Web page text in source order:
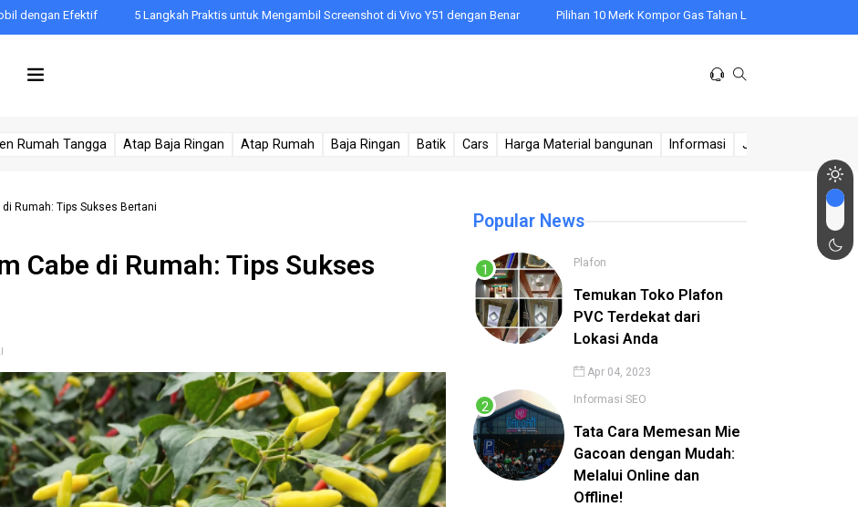
Efektif 5 Langkah Praktis untuk Mengambil Screenshot di Vivo Y51 dengan Benar Pilihan 10 Merk Kompor Gas Tahan Lama yang Bagus untuk
Rumah Tangga Atap Baja Ringan Atap Rumah Baja Ringan Batik Cars Harga Material bangunan Informasi Jasa Sumur
Rumah: Tips Sukses Bertani
Cabe di Rumah: Tips Sukses
Popular News
Plafon
Temukan Toko Plafon
PVC Terdekat dari
Lokasi Anda
Apr 04, 2023
Informasi SEO
Tata Cara Memesan Mie
Gacoan dengan Mudah:
Melalui Online dan
Offline!